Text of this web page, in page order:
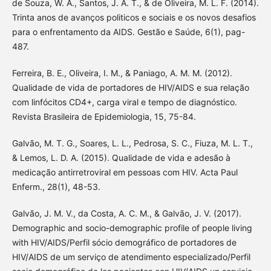
de Souza, W. A., Santos, J. A. T., & de Oliveira, M. L. F. (2014).
Trinta anos de avanços politicos e sociais e os novos desafios
para o enfrentamento da AIDS. Gestão e Saúde, 6(1), pag-
487.
Ferreira, B. E., Oliveira, I. M., & Paniago, A. M. M. (2012).
Qualidade de vida de portadores de HIV/AIDS e sua relação
com linfócitos CD4+, carga viral e tempo de diagnóstico.
Revista Brasileira de Epidemiologia, 15, 75-84.
Galvão, M. T. G., Soares, L. L., Pedrosa, S. C., Fiuza, M. L. T.,
& Lemos, L. D. A. (2015). Qualidade de vida e adesão à
medicação antirretroviral em pessoas com HIV. Acta Paul
Enferm., 28(1), 48-53.
Galvão, J. M. V., da Costa, A. C. M., & Galvão, J. V. (2017).
Demographic and socio-demographic profile of people living
with HIV/AIDS/Perfil sócio demográfico de portadores de
HIV/AIDS de um serviço de atendimento especializado/Perfil